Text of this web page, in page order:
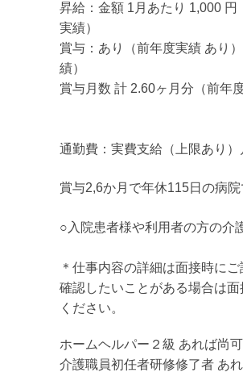
昇給：金額 1月あたり 1,000 円
実績）
賞与：あり（前年度実績 あり
績）
賞与月数 計 2.60ヶ月分（前年
通勤費：実費支給（上限あり
賞与2,6か月で年休115日の病
○入院患者様や利用者の方の介
＊仕事内容の詳細は面接時に
確認したいことがある場合は
ください。
ホームヘルパー２級 あれば尚可
介護職員初任者研修修了者 あ